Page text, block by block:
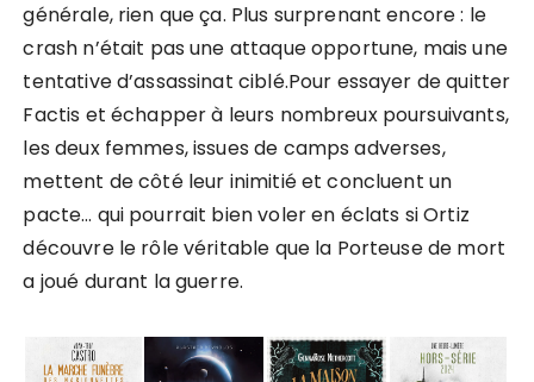
générale, rien que ça. Plus surprenant encore : le
crash n’était pas une attaque opportune, mais une
tentative d’assassinat ciblé.Pour essayer de quitter
Factis et échapper à leurs nombreux poursuivants,
les deux femmes, issues de camps adverses,
mettent de côté leur inimitié et concluent un
pacte… qui pourrait bien voler en éclats si Ortiz
découvre le rôle véritable que la Porteuse de mort
a joué durant la guerre.